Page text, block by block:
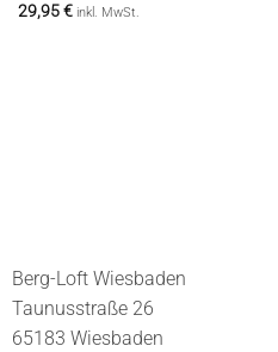
29,95€ inkl. MwSt.
Berg-Loft Wiesbaden
Taunusstraße 26
65183 Wiesbaden